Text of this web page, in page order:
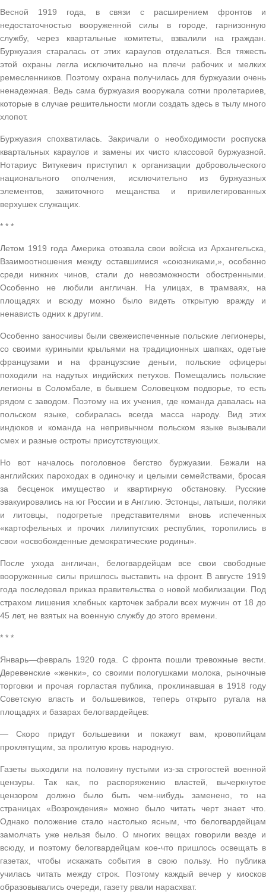
Весной 1919 года, в связи с расширением фронтов и
недостаточностью вооруженной силы в городе, гарнизонную
службу, через квартальные комитеты, взвалили на граждан.
Буржуазия старалась от этих караулов отделаться. Вся тяжесть
этой охраны легла исключительно на плечи рабочих и мелких
ремесленников. Поэтому охрана получилась для буржуазии очень
ненадежная. Ведь сама буржуазия вооружала сотни пролетариев,
которые в случае решительности могли создать здесь в тылу много
хлопот.
Буржуазия спохватилась. Закричали о необходимости роспуска
квартальных караулов и замены их чисто классовой буржуазной.
Нотариус Витукевич приступил к организации добровольческого
национального ополчения, исключительно из буржуазных
элементов, зажиточного мещанства и привилегированных
верхушек служащих.
* * *
Летом 1919 года Америка отозвала свои войска из Архангельска,
Взаимоотношения между оставшимися «союзниками,», особенно
среди нижних чинов, стали до невозможности обостренными.
Особенно не любили англичан. На улицах, в трамваях, на
площадях и всюду можно было видеть открытую вражду и
ненависть одних к другим.
Особенно заносчивы были свежеиспеченные польские легионеры,
сo своими куриными крыльями на традиционных шапках, одетые
французами и на французские деньги, польские офицеры
походили на надутых индийских петухов. Помещались польские
легионы в Соломбале, в бывшем Соловецком подворье, то есть
рядом с заводом. Поэтому на их учения, где команда давалась на
польском языке, собиралась всегда масса народу. Вид этих
индюков и команда на непривычном польском языке вызывали
смех и разные остроты присутствующих.
Но вот началось поголовное бегство буржуазии. Бежали на
английских пароходах в одиночку и целыми семействами, бросая
за бесценок имущество и квартирную обстановку. Русские
эвакуировались на юг России и в Англию. Эстонцы, латыши, поляки
и литовцы, подогретые представителями вновь испеченных
«картофельных и прочих лилипутских республик, торопились в
свои «освобожденные демократические родины».
После ухода англичан, белогвардейцам все свои свободные
вооруженные силы пришлось выставить на фронт. В августе 1919
года последовал приказ правительства о новой мобилизации. Под
страхом лишения хлебных карточек забрали всех мужчин от 18 до
45 лет, не взятых на военную службу до этого времени.
* * *
Январь—февраль 1920 года. С фронта пошли тревожные вести.
Деревенские «женки», со своими пологушками молока, рыночные
торговки и прочая горластая публика, проклинавшая в 1918 году
Советскую власть и большевиков, теперь открыто ругала на
площадях и базарах белогвардейцев:
— Скоро придут большевики и покажут вам, кровопийцам
проклятущим, за пролитую кровь народную.
Газеты выходили на половину пустыми из-за строгостей военной
цензуры. Так как, по распоряжению властей, вычеркнутое
цензором должно было быть чем-нибудь заменено, то на
страницах «Возрождения» можно было читать черт знает что.
Однако положение стало настолько ясным, что белогвардейцам
замолчать уже нельзя было. О многих вещах говорили везде и
всюду, и поэтому белогвардейцам кое-что пришлось освещать в
газетах, чтобы искажать события в свою пользу. Но публика
училась читать между строк. Поэтому каждый вечер у киосков
образовывались очереди, газету рвали нарасхват.